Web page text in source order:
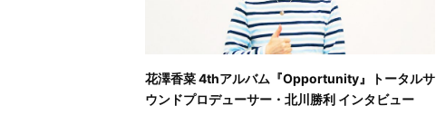
花澤香菜 4thアルバム『Opportunity』トータルサ
ウンドプロデューサー・北川勝利 インタビュー